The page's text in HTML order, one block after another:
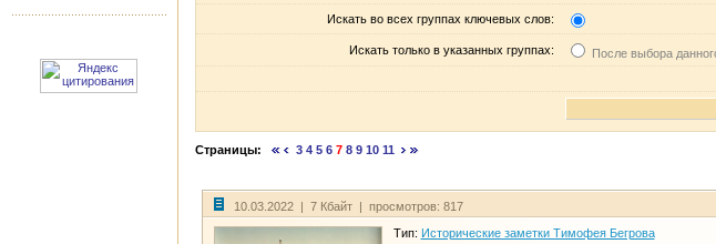
Искать во всех группах ключевых слов:
Искать только в указанных группах: После выбора
Страницы: 3 4 5 6 7 8 9 10 11
10.03.2022 | 7 Кбайт | просмотров: 817
Тип: Исторические заметки Тимофея Бегрова